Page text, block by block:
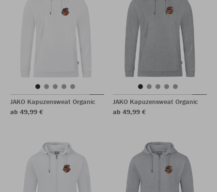
JAKO Kapuzensweat Organic
ab 49,99 €
JAKO Kapuzensweat Organic
ab 49,99 €